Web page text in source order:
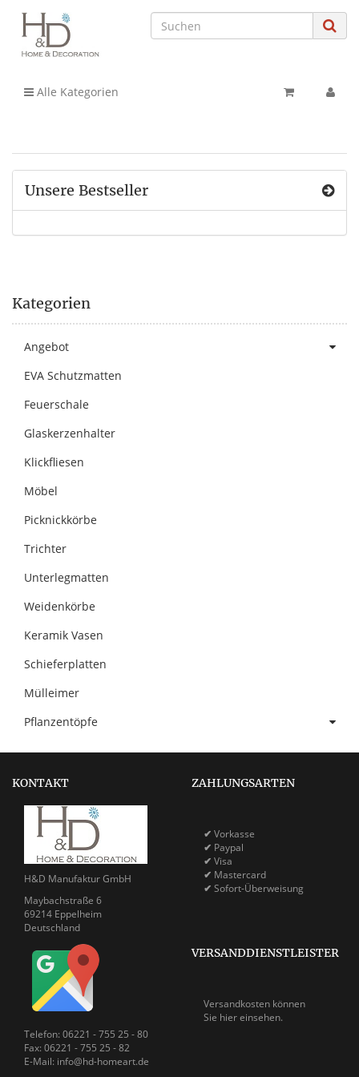
Alle Kategorien
Unsere Bestseller
Kategorien
Angebot
EVA Schutzmatten
Feuerschale
Glaskerzenhalter
Klickfliesen
Möbel
Picknickkörbe
Trichter
Unterlegmatten
Weidenkörbe
Keramik Vasen
Schieferplatten
Mülleimer
Pflanzentöpfe
KONTAKT
H&D Manufaktur GmbH
Maybachstraße 6
69214 Eppelheim
Deutschland
Telefon: 06221 - 755 25 - 80
Fax: 06221 - 755 25 - 82
E-Mail: info@hd-homeart.de
ZAHLUNGSARTEN
✔ Vorkasse
✔ Paypal
✔ Visa
✔ Mastercard
✔ Sofort-Überweisung
VERSANDDIENSTLEISTER
Versandkosten können
Sie hier einsehen.